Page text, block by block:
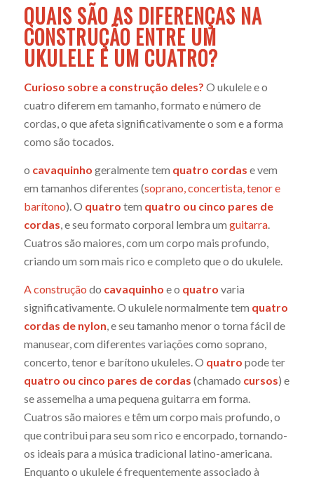
QUAIS SÃO AS DIFERENÇAS NA
CONSTRUÇÃO ENTRE UM
UKULELE E UM CUATRO?
Curioso sobre a construção deles? O ukulele e o
cuatro diferem em tamanho, formato e número de
cordas, o que afeta significativamente o som e a forma
como são tocados.
o cavaquinho geralmente tem quatro cordas e vem
em tamanhos diferentes (soprano, concertista, tenor e
barítono). O quatro tem quatro ou cinco pares de
cordas, e seu formato corporal lembra um guitarra.
Cuatros são maiores, com um corpo mais profundo,
criando um som mais rico e completo que o do ukulele.
A construção do cavaquinho e o quatro varia
significativamente. O ukulele normalmente tem quatro
cordas de nylon , e seu tamanho menor o torna fácil de
manusear, com diferentes variações como soprano,
concerto, tenor e barítono ukuleles. O quatro pode ter
quatro ou cinco pares de cordas (chamado cursos) e
se assemelha a uma pequena guitarra em forma.
Cuatros são maiores e têm um corpo mais profundo, o
que contribui para seu som rico e encorpado, tornando-
os ideais para a música tradicional latino-americana.
Enquanto o ukulele é frequentemente associado à